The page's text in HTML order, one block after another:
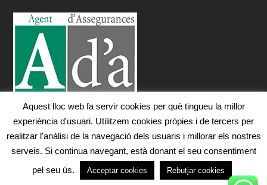
Maria Rosa Agustí Rigall · Copyright © 2023 · Tots els
drets reservats. ·Avís Legal·Política de Privacitat ·
Aquest lloc web fa servir cookies per què tingueu la millor
experiència d'usuari. Utilitzem cookies pròpies i de tercers per
realitzar l'anàlisi de la navegació dels usuaris i millorar els nostres
serveis. Si continua navegant, està donant el seu consentiment
pel seu ús.
Acceptar cookies Rebutjar cookies